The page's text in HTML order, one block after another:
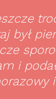
był
i